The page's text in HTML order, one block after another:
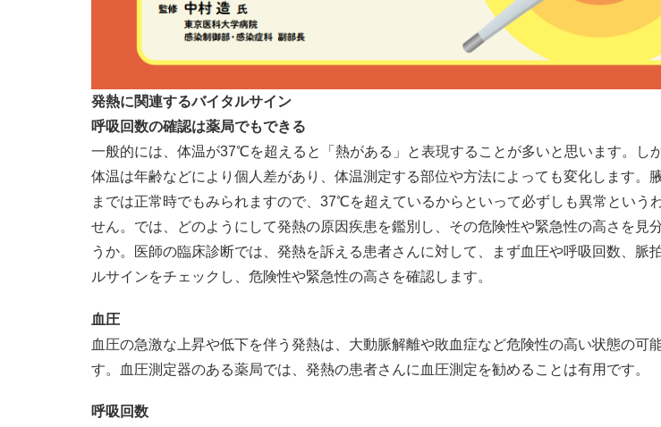
発熱に関連するバイタルサイン
呼吸回数の確認は薬局でもできる
一般的には、体温が37℃を超えると「熱がある」と表現することが多いと思います。し
体温は年齢などにより個人差があり、体温測定する部位や方法によっても変化します。
までは正常時でもみられますので、37℃を超えているからといって必ずしも異常という
せん。では、どのようにして発熱の原因疾患を鑑別し、その危険性や緊急性の高さを見
うか。医師の臨床診断では、発熱を訴える患者さんに対して、まず血圧や呼吸回数、脈
ルサインをチェックし、危険性や緊急性の高さを確認します。
血圧
血圧の急激な上昇や低下を伴う発熱は、大動脈解離や敗血症など危険性の高い状態の可
す。血圧測定器のある薬局では、発熱の患者さんに血圧測定を勧めることは有用です。
呼吸回数